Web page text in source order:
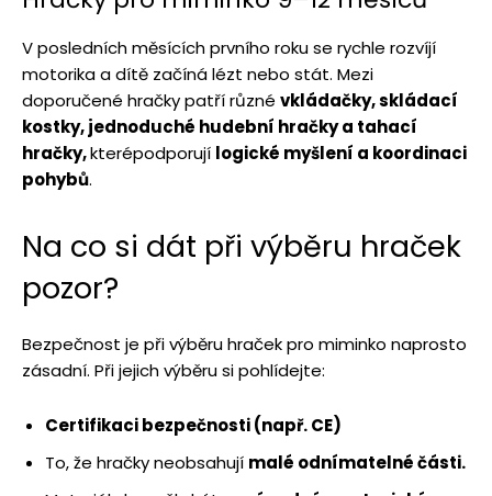
V posledních měsících prvního roku se rychle rozvíjí
motorika a dítě začíná lézt nebo stát. Mezi
doporučené hračky patří různé vkládačky, skládací
kostky, jednoduché hudební hračky a tahací
hračky,kterépodporují logické myšlení a koordinaci
pohybů.
Na co si dát při výběru hraček
pozor?
Bezpečnost je při výběru hraček pro miminko naprosto
zásadní. Při jejich výběru si pohlídejte:
Certifikaci bezpečnosti (např. CE)
To, že hračky neobsahují malé odnímatelné části.